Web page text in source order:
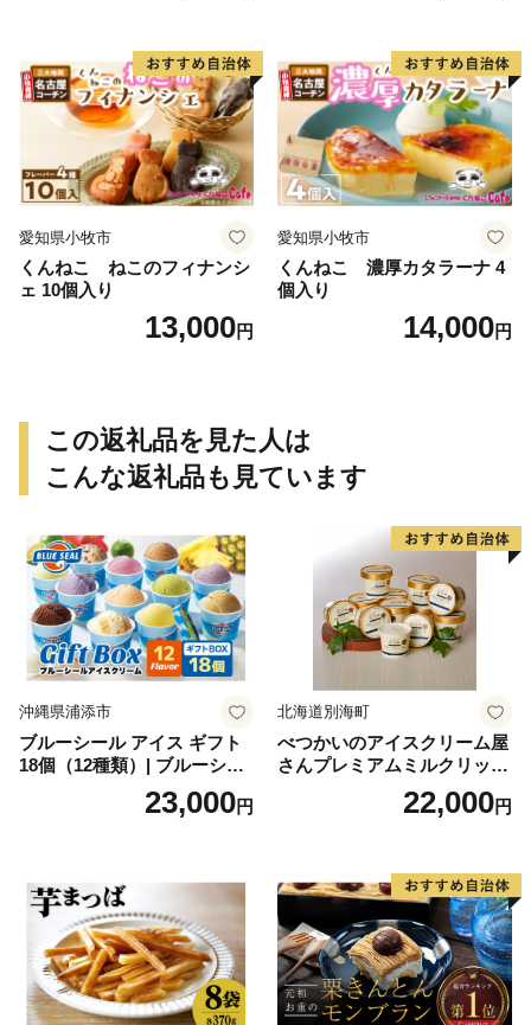
愛知県小牧市
くんねこ ねこのフィナンシ
ェ 10個入り
13,000円
愛知県小牧市
くんねこ 濃厚カタラーナ 4
個入り
14,000円
この返礼品を見た人は
こんな返礼品も見ています
沖縄県浦添市
ブルーシール アイス ギフト
18個（12種類）| ブルーシー
ルアイス ブルーシールアイ
スクリーム 着日指定可能 送
誕生日 カップ 詰め合わせ バ
ラエティ | バニラ チョコレー
ト ストロベリー ピスタチオ
バニラ＆クッキー ウベ 沖縄
紅イモ 塩ちんすこう 沖縄シ
ークヮーサー 沖縄黒糖 琉球
ロイヤルミルクティ 沖縄パ
23,000円
北海道別海町
べつかいのアイスクリーム屋
さんプレミアムミルクリッチ
12個（AP-01）（ 北海道アイ
ス 北海道産アイス アイス ア
道産アイス 道産アイスクリ
ーム ギフト 詰合せ 詰め合わ
せ ふるさと納税 ）
22,000円